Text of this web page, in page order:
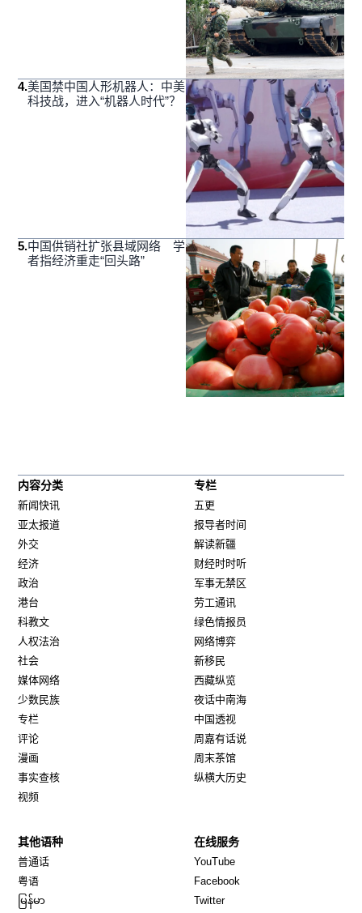
4.美国禁中国人形机器人：中美
科技战，进入“机器人时代”？
5.中国供销社扩张县域网络 学
者指经济重走“回头路”
内容分类
新闻快讯
亚太报道
外交
经济
政治
港台
科教文
人权法治
社会
媒体网络
少数民族
专栏
评论
漫画
事实查核
视频
专栏
五更
报导者时间
解读新疆
财经时时听
军事无禁区
劳工通讯
绿色情报员
网络博弈
新移民
西藏纵览
夜话中南海
中国透视
周嘉有话说
周末茶馆
纵横大历史
其他语种
普通话
粤语
မြန်မာ
在线服务
YouTube
Facebook
TwitterOpens in new window